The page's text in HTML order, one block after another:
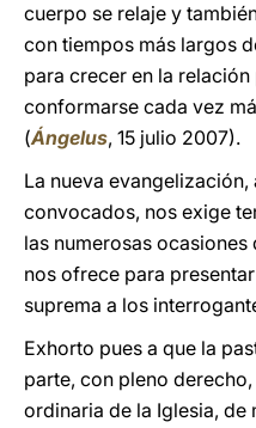
cuerpo se relaje y
con tiempos más largos
para crecer en la
conformarse cada vez
(Ángelus, 15 julio 2007).
La nueva
convocados, nos exige
las numerosas
nos ofrece para
suprema a los
Exhorto pues a que la
parte, con pleno
ordinaria de la Iglesia,